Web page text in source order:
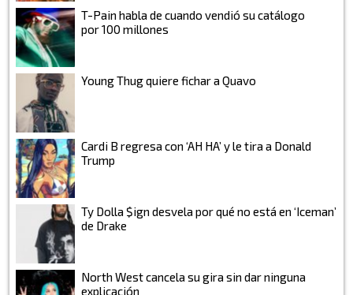
T-Pain habla de cuando vendió su catálogo
por 100 millones
Young Thug quiere fichar a Quavo
Cardi B regresa con ‘AH HA’ y le tira a Donald
Trump
Ty Dolla $ign desvela por qué no está en ‘Iceman’
de Drake
North West cancela su gira sin dar ninguna
explicación